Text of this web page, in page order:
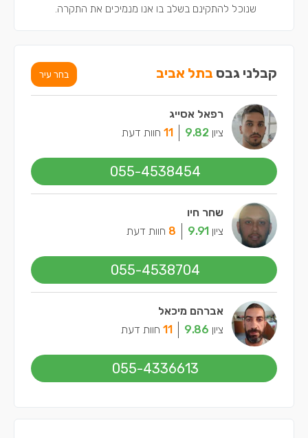
שנוכל להתקינם בשלב בו אנו מנמיכים את התקרה.
קבלני גבס בתל אביב בחר עיר
רפאל אסייג
ציון 9.82
11 חוות דעת
055-4538454
שחר חיו
ציון 9.91
8 חוות דעת
055-4538704
אברהם מיכאל
ציון 9.86
11 חוות דעת
055-4336613